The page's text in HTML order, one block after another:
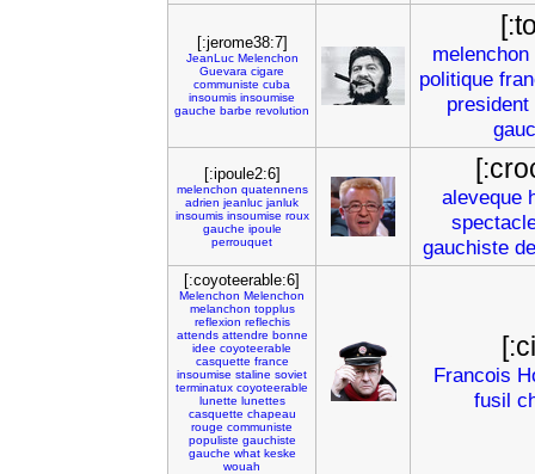
[:jerome38:7]
JeanLuc Melenchon
Guevara cigare
communiste cuba
insoumis insoumise
gauche barbe revolution
melenchon
politique
president
[:ipoule2:6]
melenchon quatennens
adrien jeanluc janluk
insoumis insoumise roux
gauche ipoule
perrouquet
aleveque
gauchiste
[:coyoteerable:6]
Melenchon Melenchon
melanchon topplus
reflexion reflechis
attends attendre bonne
idee coyoteerable
casquette france
insoumise staline soviet
terminatux coyoteerable
lunette lunettes
casquette chapeau
rouge communiste
populiste gauchiste
gauche what keske
wouah
Francois
fusil